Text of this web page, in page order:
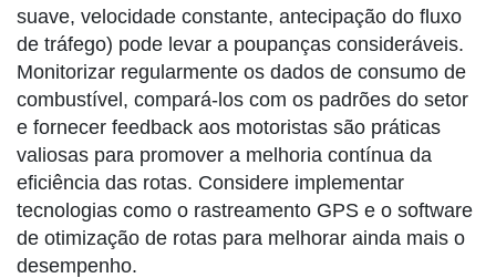
suave, velocidade constante, antecipação do fluxo
de tráfego) pode levar a poupanças consideráveis.
Monitorizar regularmente os dados de consumo de
combustível, compará-los com os padrões do setor
e fornecer feedback aos motoristas são práticas
valiosas para promover a melhoria contínua da
eficiência das rotas. Considere implementar
tecnologias como o rastreamento GPS e o software
de otimização de rotas para melhorar ainda mais o
desempenho.